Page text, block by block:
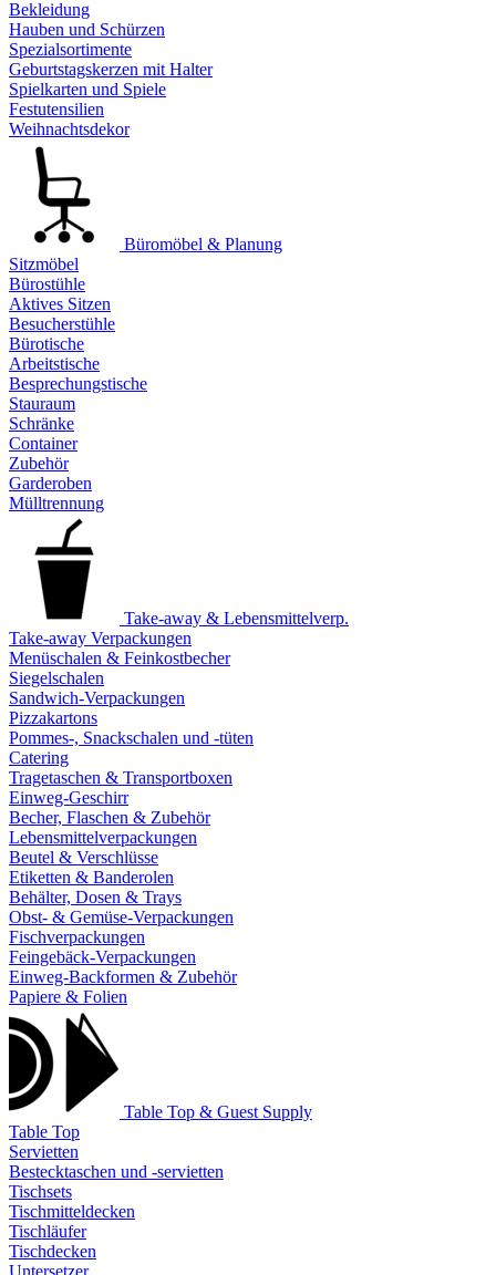
Bekleidung
Hauben und Schürzen
Spezialsortimente
Geburtstagskerzen mit Halter
Spielkarten und Spiele
Festutensilien
Weihnachtsdekor
Büromöbel & Planung
Sitzmöbel
Bürostühle
Aktives Sitzen
Besucherstühle
Bürotische
Arbeitstische
Besprechungstische
Stauraum
Schränke
Container
Zubehör
Garderoben
Mülltrennung
Take-away & Lebensmittelverp.
Take-away Verpackungen
Menüschalen & Feinkostbecher
Siegelschalen
Sandwich-Verpackungen
Pizzakartons
Pommes-, Snackschalen und -tüten
Catering
Tragetaschen & Transportboxen
Einweg-Geschirr
Becher, Flaschen & Zubehör
Lebensmittelverpackungen
Beutel & Verschlüsse
Etiketten & Banderolen
Behälter, Dosen & Trays
Obst- & Gemüse-Verpackungen
Fischverpackungen
Feingebäck-Verpackungen
Einweg-Backformen & Zubehör
Papiere & Folien
Table Top & Guest Supply
Table Top
Servietten
Bestecktaschen und -servietten
Tischsets
Tischmitteldecken
Tischläufer
Tischdecken